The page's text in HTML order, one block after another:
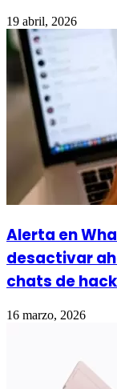
19 abril, 2026
Alerta en
desactivar
chats de
16 marzo, 2026